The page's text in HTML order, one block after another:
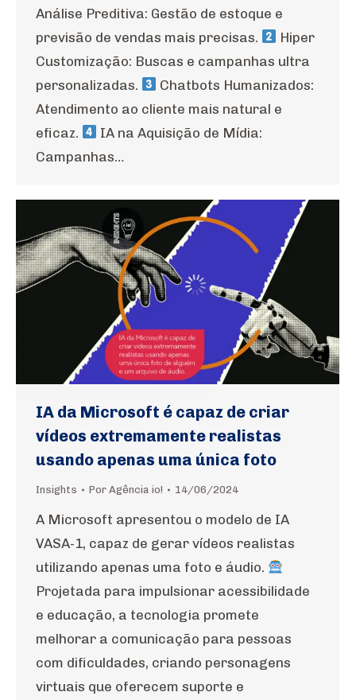
Análise Preditiva: Gestão de estoque e
previsão de vendas mais precisas.
Hiper
Customização: Buscas e campanhas ultra
personalizadas.
Chatbots Humanizados:
Atendimento ao cliente mais natural e
eficaz.
IA na Aquisição de Mídia:
Campanhas…
IA da Microsoft é capaz de criar
vídeos extremamente realistas
usando apenas uma única foto
Insights Por Agência io! 14/06/2024
A Microsoft apresentou o modelo de IA
VASA-1, capaz de gerar vídeos realistas
utilizando apenas uma foto e áudio.
Projetada para impulsionar acessibilidade
e educação, a tecnologia promete
melhorar a comunicação para pessoas
com dificuldades, criando personagens
virtuais que oferecem suporte e